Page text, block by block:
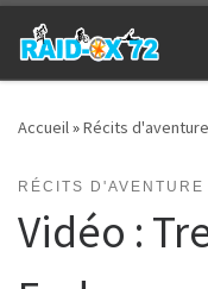
Passer au contenu
Accueil»Récits d'aventure
RÉCITS D'AVENTURE
Vidéo :